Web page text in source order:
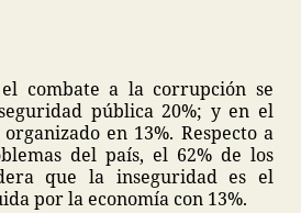
combate a la corrupción se
pública 20%; y en el
en 13%. Respecto a
del país, el 62% de los
que la inseguridad es el
por la economía con 13%.